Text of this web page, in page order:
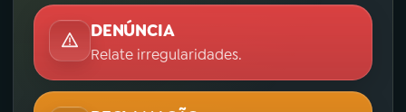
DENÚNCIA
Relate irregularidades.